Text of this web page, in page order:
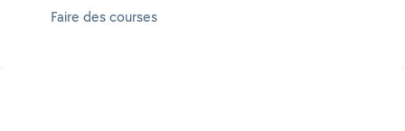
Faire des courses